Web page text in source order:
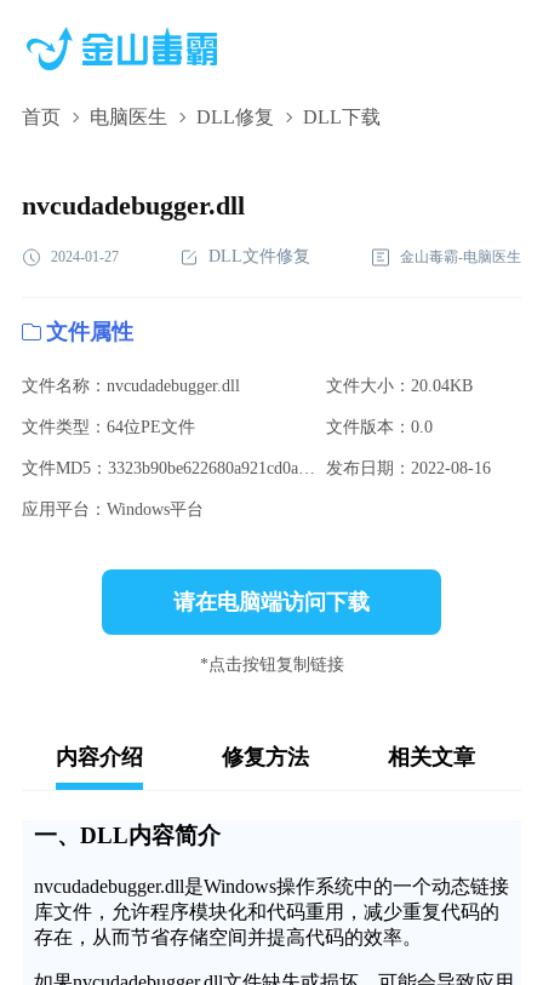
首页 电脑医生 DLL修复 DLL下载
nvcudadebugger.dll,nvcudadebugger.dll下载,nvcudadebugger.dll修
nvcudadebugger.dll
2024-01-27 DLL文件修复 金山毒霸-电脑医生
文件属性
文件名称：nvcudadebugger.dll 文件大小：20.04KB
文件类型：64位PE文件 文件版本：0.0
文件MD5：3323b90be622680a921cd0ab3951f63d 发布日期：2022-08-16
应用平台：Windows平台
请在电脑端访问下载
*点击按钮复制链接
内容介绍 修复方法 相关文章
一、DLL内容简介
nvcudadebugger.dll是Windows操作系统中的一个动态链接
库文件，允许程序模块化和代码重用，减少重复代码的
存在，从而节省存储空间并提高代码的效率。